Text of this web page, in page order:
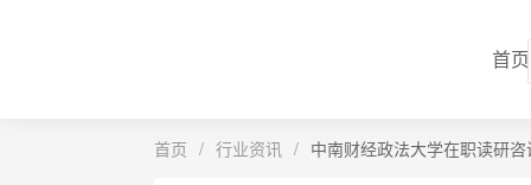
首页
首页 / 行业资讯 / 中南财经政法大学在职读研